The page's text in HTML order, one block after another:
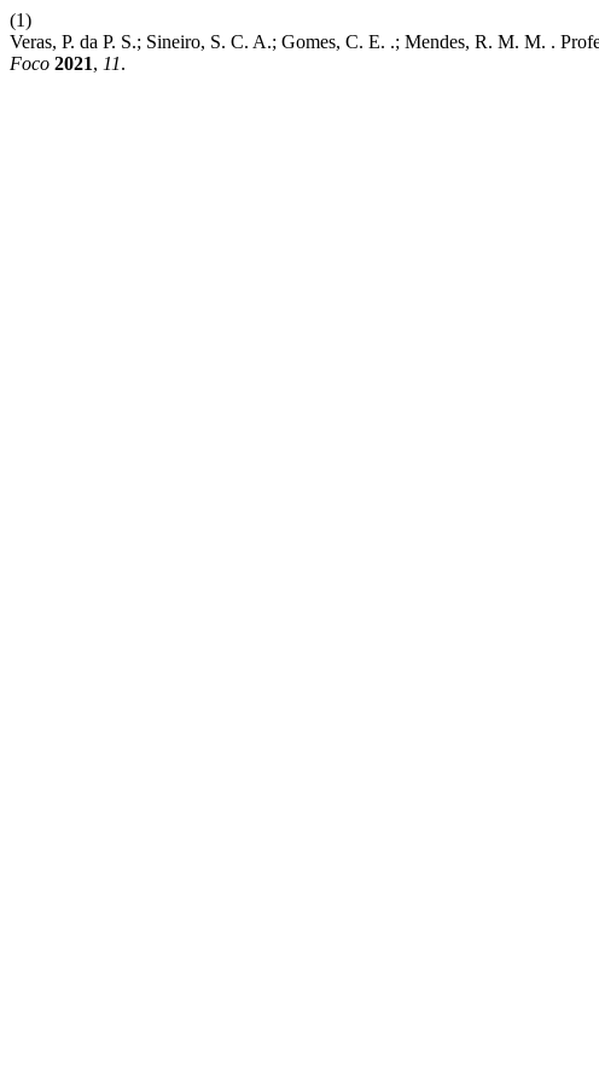
(1)
Veras, P. da P. S.; Sineiro, S. C. A.; Gomes, C. E. .; Mendes, R. M. M. .
Foco 2021, 11.